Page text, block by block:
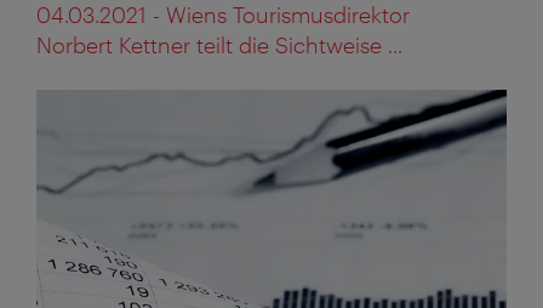
04.03.2021 - Wiens Tourismusdirektor
Norbert Kettner teilt die Sichtweise ...